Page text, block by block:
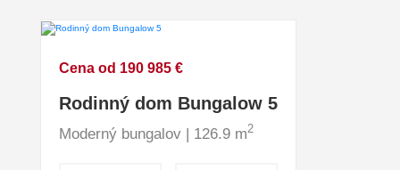
Cena od 190 985 €
Rodinný dom Bungalow 5
Moderný bungalov | 126.9 m2